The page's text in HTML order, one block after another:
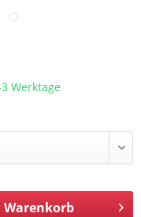
Werktage
Warenkorb